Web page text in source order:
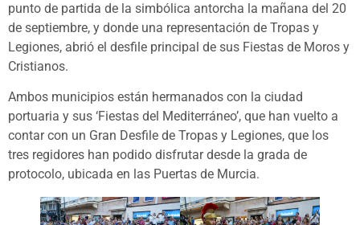
punto de partida de la simbólica antorcha la mañana del 20
de septiembre, y donde una representación de Tropas y
Legiones, abrió el desfile principal de sus Fiestas de Moros y
Cristianos.
Ambos municipios están hermanados con la ciudad
portuaria y sus ‘Fiestas del Mediterráneo’, que han vuelto a
contar con un Gran Desfile de Tropas y Legiones, que los
tres regidores han podido disfrutar desde la grada de
protocolo, ubicada en las Puertas de Murcia.